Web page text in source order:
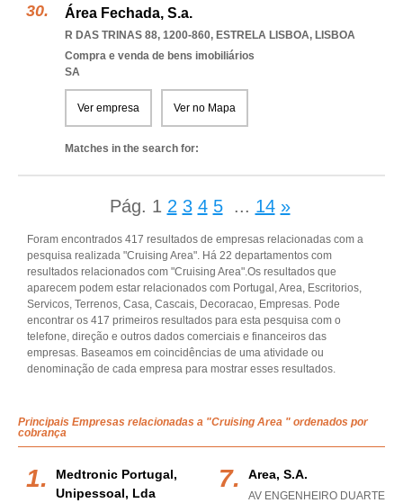
Área Fechada, S.a.
R DAS TRINAS 88, 1200-860, ESTRELA LISBOA, LISBOA
Compra e venda de bens imobiliários
SA
Ver empresa Ver no Mapa
Matches in the search for:
Pág. 1 2 3 4 5 ... 14 »
Foram encontrados 417 resultados de empresas relacionadas com a
pesquisa realizada "Cruising Area". Há 22 departamentos com
resultados relacionados com "Cruising Area".Os resultados que
aparecem podem estar relacionados com Portugal, Area, Escritorios,
Servicos, Terrenos, Casa, Cascais, Decoracao, Empresas. Pode
encontrar os 417 primeiros resultados para esta pesquisa com o
telefone, direção e outros dados comerciais e financeiros das
empresas. Baseamos em coincidências de uma atividade ou
denominação de cada empresa para mostrar esses resultados.
Principais Empresas relacionadas a "Cruising Area " ordenados por
cobrança
Medtronic Portugal,
Unipessoal, Lda
Area, S.a.
AV ENGENHEIRO DUARTE